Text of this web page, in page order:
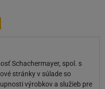
Schachermayer, spol. s
stránky v súlade so
výrobkov a služieb pre